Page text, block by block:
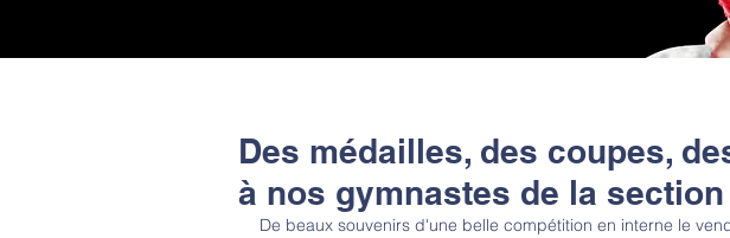
Des médailles, des coupes,
à nos gymnastes de la
De beaux souvenirs d'une belle compétition en interne le